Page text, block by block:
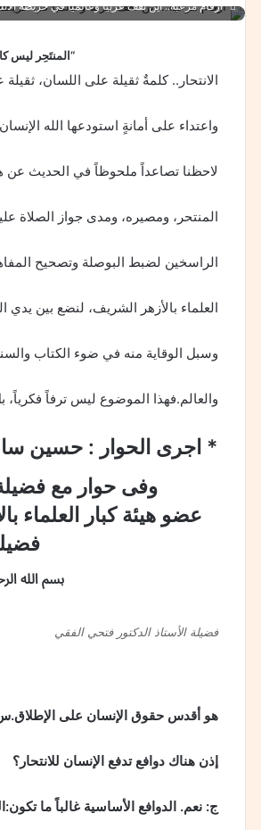
"أرقام مرعبة.. أين نقف عربياً وعالمياً في خريطة
“المنتَحِر ليس
الانتحار.. كلمةٌ ثقيلة على اللسان،
واعتداء على أمانةٍ استودعها الله
لاحظنا تصاعداً ملحوظاً في الحديث عن
المنتحر، ومصيره، ومدى جواز الصلاة
الراسخين لضبط البوصلة وتصحيح
العلماء بالأزهر الشريف، لنضع بين يدي
وسبل الوقاية منه في ضوء الكتاب
والعالم.فهذا الموضوع ليس ترفاً
* اجرى الحوار : حسين
وفى حوار مع
عضو هيئة كبار العلماء
بسم الله
فضيلة الأستاذ الدكتور فتحي الفقي
هو أقدس حقوق الإنسان على
إذن هناك دوافع تدفع الإنسان للانتحار؟
ج: نعم. الدوافع الأساسية غالباً ما